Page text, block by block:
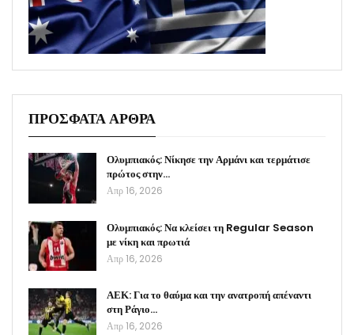
ΠΡΟΣΦΑΤΑ ΑΡΘΡΑ
Ολυμπιακός: Νίκησε την Αρμάνι και τερμάτισε
πρώτος στην…
Απρ 16, 2026
Ολυμπιακός: Να κλείσει τη Regular Season
με νίκη και πρωτιά
Απρ 16, 2026
ΑΕΚ: Για το θαύμα και την ανατροπή απέναντι
στη Ράγιο…
Απρ 16, 2026